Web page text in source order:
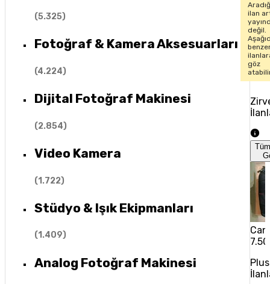
(5.325)
Fotoğraf & Kamera Aksesuarları
(4.224)
Dijital Fotoğraf Makinesi
(2.854)
Video Kamera
(1.722)
Stüdyo & Işık Ekipmanları
(1.409)
Analog Fotoğraf Makinesi
ilan
değil.
göz
Plus